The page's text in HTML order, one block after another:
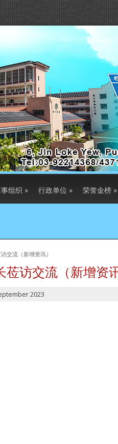
组织 » 行政单位 » 荣誉金榜 »
交流（新增资讯）
莅访交流（新增资
2023